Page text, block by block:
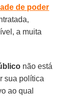
de poder
a muita
não está
sua política
ao qual